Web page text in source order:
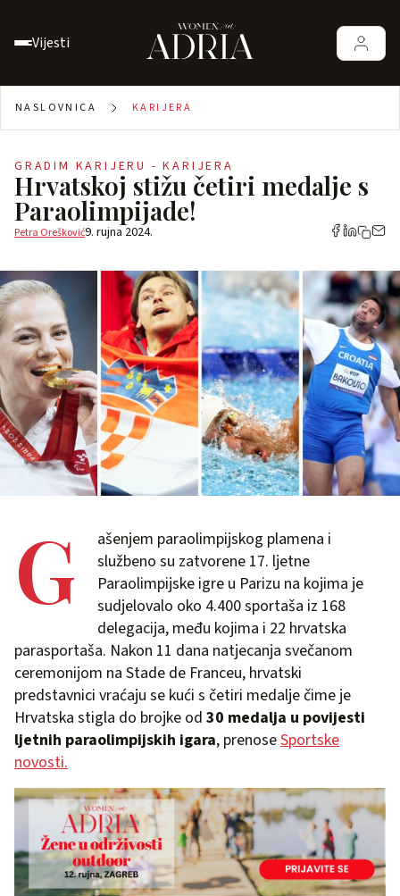
Vijesti
NASLOVNICA KARIJERA
GRADIM KARIJERU - KARIJERA
Hrvatskoj stižu četiri medalje s
Paraolimpijade!
Petra Orešković9. rujna 2024.
G
ašenjem paraolimpijskog plamena i
službeno su zatvorene 17. ljetne
Paraolimpijske igre u Parizu na kojima je
sudjelovalo oko 4.400 sportaša iz 168
delegacija, među kojima i 22 hrvatska
parasportaša. Nakon 11 dana natjecanja svečanom
ceremonijom na Stade de Franceu, hrvatski
predstavnici vraćaju se kući s četiri medalje čime je
Hrvatska stigla do brojke od 30 medalja u povijesti
ljetnih paraolimpijskih igara, prenoseSportske
novosti.